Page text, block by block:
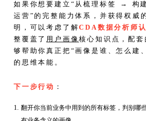
如果你想要建立“从梳理标签 → 构
运营”的完整能力体系，并获得权威
明，可以考虑了解CDA数据分析师
整覆盖了 用户画像核心知识点，配
够帮助你真正把“画像是谁、怎么建
的思维本能。
下一步行动 ：
翻开你当前业务中用到的所有标签，判别哪